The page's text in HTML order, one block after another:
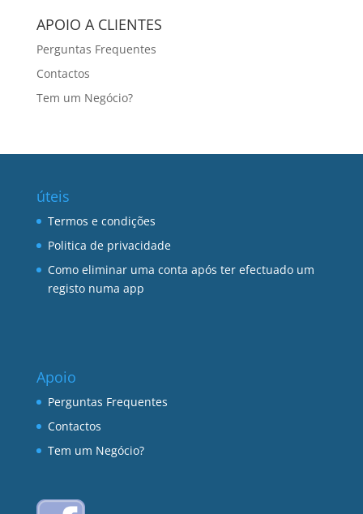
APOIO A CLIENTES
Perguntas Frequentes
Contactos
Tem um Negócio?
úteis
Termos e condições
Politica de privacidade
Como eliminar uma conta após ter efectuado um
registo numa app
Apoio
Perguntas Frequentes
Contactos
Tem um Negócio?